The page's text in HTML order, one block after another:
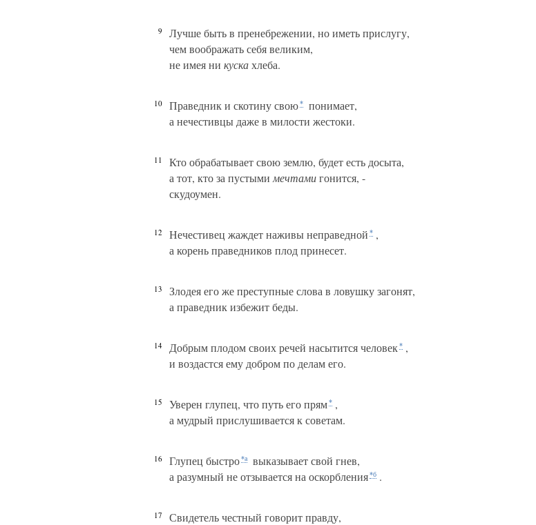
9
Лучше быть в пренебрежении, но иметь прислугу,
чем воображать себя великим,
не имея ни кускахлеба.
10 Праведник и скотину свою*
понимает,
а нечестивцы даже в милости жестоки.
11
Кто обрабатывает свою землю, будет есть досыта,
а тот, кто за пустыми мечтамигонится, -
скудоумен.
12 Нечестивец жаждет наживы неправедной * ,
а корень праведников плод принесет.
13
Злодея его же преступные слова в ловушку загонят,
а праведник избежит беды.
14 Добрым плодом своих речей насытится человек* ,
и воздастся ему добром по делам его.
15 Уверен глупец, что путь его прям* ,
а мудрый прислушивается к советам.
16 Глупец быстро*а
выказывает свой гнев,
а разумный не отзывается на оскорбления*б .
17
Свидетель честный говорит правду,